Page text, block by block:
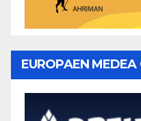
EUROPAEN